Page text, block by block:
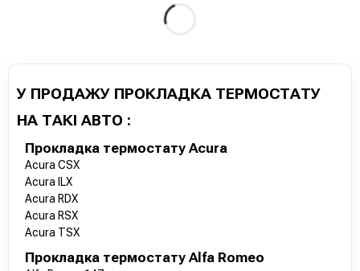
У ПРОДАЖУ ПРОКЛАДКА ТЕРМОСТАТУ
НА ТАКІ АВТО :
Прокладка термостату Acura
Acura CSX
Acura ILX
Acura RDX
Acura RSX
Acura TSX
Прокладка термостату Alfa Romeo